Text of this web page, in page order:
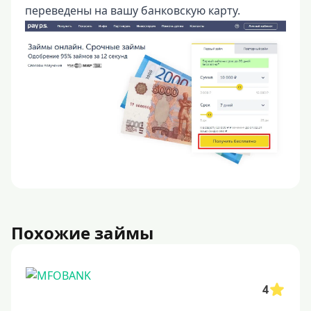
переведены на вашу банковскую карту.
Похожие займы
4